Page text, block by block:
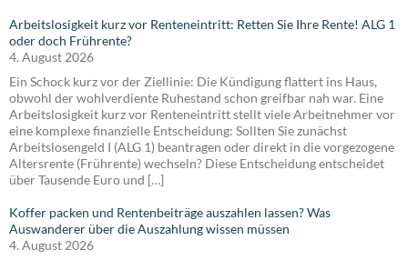
Arbeitslosigkeit kurz vor Renteneintritt: Retten Sie Ihre Rente! ALG 1
oder doch Frührente?
4. August 2026
Ein Schock kurz vor der Ziellinie: Die Kündigung flattert ins Haus,
obwohl der wohlverdiente Ruhestand schon greifbar nah war. Eine
Arbeitslosigkeit kurz vor Renteneintritt stellt viele Arbeitnehmer vor
eine komplexe finanzielle Entscheidung: Sollten Sie zunächst
Arbeitslosengeld I (ALG 1) beantragen oder direkt in die vorgezogene
Altersrente (Frührente) wechseln? Diese Entscheidung entscheidet
über Tausende Euro und […]
Koffer packen und Rentenbeiträge auszahlen lassen? Was
Auswanderer über die Auszahlung wissen müssen
4. August 2026